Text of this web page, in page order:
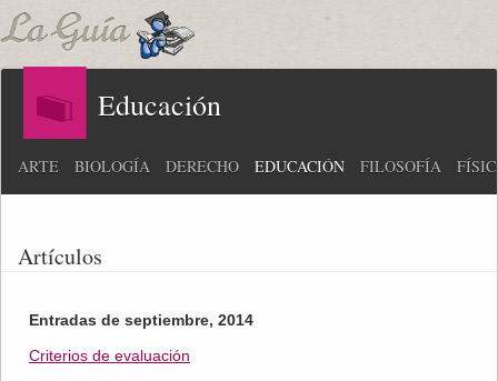
Educación
ARTE BIOLOGÍA DERECHO EDUCACIÓN FILOSOFÍA
Artículos
Entradas de septiembre, 2014
Criterios de evaluación